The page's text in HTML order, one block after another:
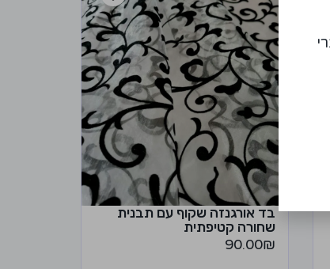
בד אורגנזה שקוף עם תבנית
שחורה קטיפתית
90.00₪